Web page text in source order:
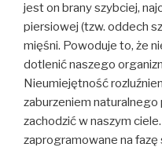
jest on brany szybciej,
piersiowej (tzw. oddech
mięśni. Powoduje to, że
dotlenić naszego
Nieumiejętność
zaburzeniem
zachodzić w naszym
zaprogramowane na fazę